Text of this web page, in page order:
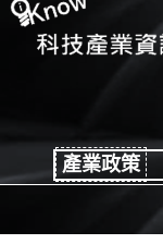
產業政策